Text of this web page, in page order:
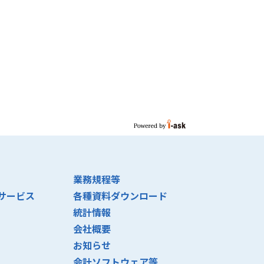
ービス
業務規程等
各種資料ダウンロード
統計情報
会社概要
お知らせ